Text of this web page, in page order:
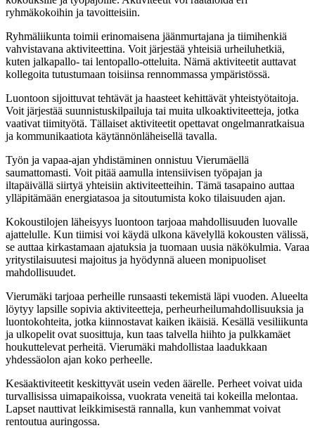
ryhmäkokoihin ja tavoitteisiin.
Ryhmäliikunta toimii erinomaisena jäänmurtajana ja tiimihenkiä
vahvistavana aktiviteettina. Voit järjestää yhteisiä urheiluhetkiä,
kuten jalkapallo- tai lentopallo-otteluita. Nämä aktiviteetit auttavat
kollegoita tutustumaan toisiinsa rennommassa ympäristössä.
Luontoon sijoittuvat tehtävät ja haasteet kehittävät yhteistyötaitoja.
Voit järjestää suunnistuskilpailuja tai muita ulkoaktiviteetteja, jotka
vaativat tiimityötä. Tällaiset aktiviteetit opettavat ongelmanratkaisua
ja kommunikaatiota käytännönläheisellä tavalla.
Työn ja vapaa-ajan yhdistäminen onnistuu Vierumäellä
saumattomasti. Voit pitää aamulla intensiivisen työpajan ja
iltapäivällä siirtyä yhteisiin aktiviteetteihin. Tämä tasapaino auttaa
ylläpitämään energiatasoa ja sitoutumista koko tilaisuuden ajan.
Kokoustilojen läheisyys luontoon tarjoaa mahdollisuuden luovalle
ajattelulle. Kun tiimisi voi käydä ulkona kävelyllä kokousten välissä,
se auttaa kirkastamaan ajatuksia ja tuomaan uusia näkökulmia. Varaa
yritystilaisuutesi majoitus ja hyödynnä alueen monipuoliset
mahdollisuudet.
Vierumäki tarjoaa perheille runsaasti tekemistä läpi vuoden. Alueelta
löytyy lapsille sopivia aktiviteetteja, perheurheilumahdollisuuksia ja
luontokohteita, jotka kiinnostavat kaiken ikäisiä. Kesällä vesiliikunta
ja ulkopelit ovat suosittuja, kun taas talvella hiihto ja pulkkamäet
houkuttelevat perheitä. Vierumäki mahdollistaa laadukkaan
yhdessäolon ajan koko perheelle.
Kesäaktiviteetit keskittyvät usein veden äärelle. Perheet voivat uida
turvallisissa uimapaikoissa, vuokrata veneitä tai kokeilla melontaa.
Lapset nauttivat leikkimisestä rannalla, kun vanhemmat voivat
rentoutua auringossa.